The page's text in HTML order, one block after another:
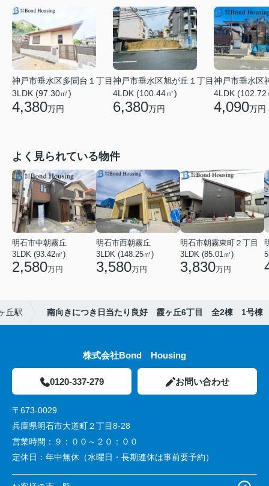
神戸市垂水区多聞台１丁目
3LDK (97.30㎡)
4,380万円
神戸市垂水区旭が丘１丁目
4LDK (100.44㎡)
6,380万円
神戸市垂水区
4LDK (102.72
4,090万円
よく見られている物件
明石市中朝霧丘
3LDK (93.42㎡)
2,580万円
明石市西朝霧丘
3LDK (148.25㎡)
3,580万円
明石市朝霧東町２丁目
3LDK (85.01㎡)
3,830万円
丘駅 南向きにつき日当たり良好 霞ヶ丘6丁目 全2棟 1号棟
株式会社Bond Housing
0120-337-279 お問い合わせ
〒673-0029
兵庫県明石市大道町２丁目8-28
営業時間： ９：００～２０：００
定休日： 年中無休（水曜日・長期連休は事前要予約）